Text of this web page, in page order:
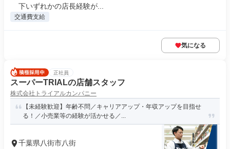
下いずれかの店長経験が...
交通費支給
気になる
正社員
スーパーTRIALの店舗スタッフ
株式会社トライアルカンパニー
【未経験歓迎】年齢不問／キャリアアップ・年収アップを目指せ
る！／小売業等の経験が活かせる／...
千葉県八街市八街